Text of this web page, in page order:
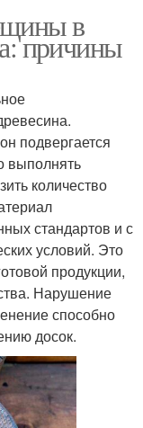
в
причины
подвергается
выполнять
количество
стандартов и с
условий. Это
продукции,
Нарушение
способно
досок.